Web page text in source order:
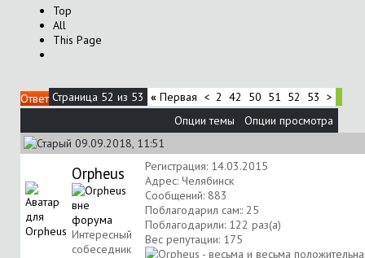
Top
All
This Page
Ответ Страница 52 из 53 « Первая < 2 42 50 51 52 53 >
Опции темы
Опции просмотра
09.09.2018, 11:51
Orpheus
Интересный
собеседник
Регистрация: 14.03.2015
Адрес: Челябинск
Сообщений: 883
Поблагодарил сам:: 25
Поблагодарили: 122 раз(а)
Вес репутации: 175